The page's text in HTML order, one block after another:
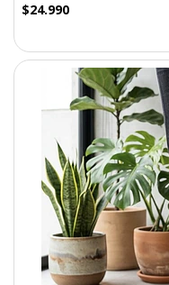
$24.990